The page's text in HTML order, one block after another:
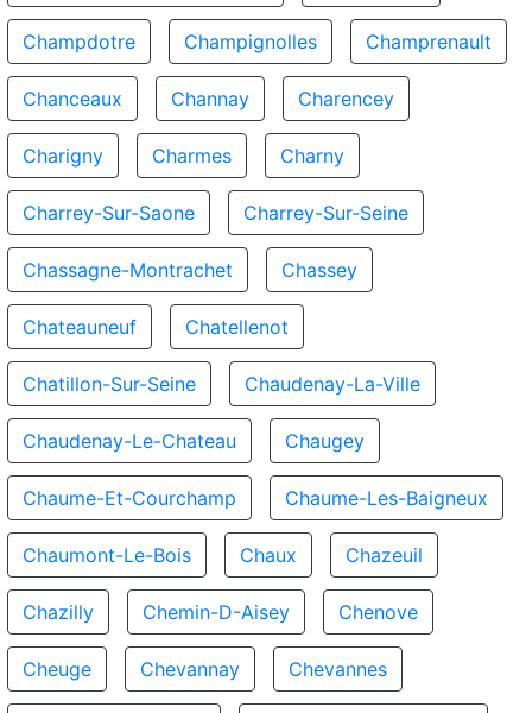
Champdotre Champignolles Champrenault
Chanceaux Channay Charencey
Charigny Charmes Charny
Charrey-Sur-Saone Charrey-Sur-Seine
Chassagne-Montrachet Chassey
Chateauneuf Chatellenot
Chatillon-Sur-Seine Chaudenay-La-Ville
Chaudenay-Le-Chateau Chaugey
Chaume-Et-Courchamp Chaume-Les-Baigneux
Chaumont-Le-Bois Chaux Chazeuil
Chazilly Chemin-D-Aisey Chenove
Cheuge Chevannay Chevannes